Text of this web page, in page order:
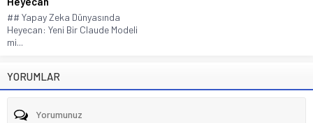
## Yapay Zeka Dünyasında
Heyecan: Yeni Bir Claude Modeli
mi...
YORUMLAR